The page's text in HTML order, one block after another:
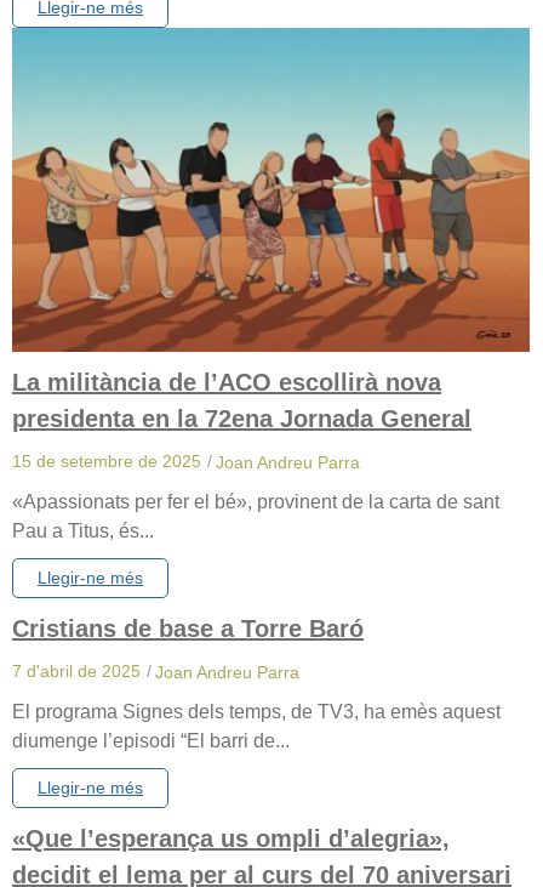
Llegir-ne més
La militància de l’ACO escollirà nova
presidenta en la 72ena Jornada General
15 de setembre de 2025 /Joan Andreu Parra
«Apassionats per fer el bé», provinent de la carta de sant
Pau a Titus, és...
Llegir-ne més
Cristians de base a Torre Baró
7 d'abril de 2025 /Joan Andreu Parra
El programa Signes dels temps, de TV3, ha emès aquest
diumenge l’episodi “El barri de...
Llegir-ne més
«Que l’esperança us ompli d’alegria»,
decidit el lema per al curs del 70 aniversari